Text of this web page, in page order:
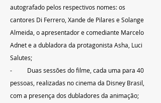
autografado pelos respectivos nomes: os
cantores Di Ferrero, Xande de Pilares e Solange
Almeida, o apresentador e comediante Marcelo
Adnet e a dubladora da protagonista Asha, Luci
Salutes;
-          Duas sessões do filme, cada uma para 40
pessoas, realizadas no cinema da Disney Brasil,
com a presença dos dubladores da animação;